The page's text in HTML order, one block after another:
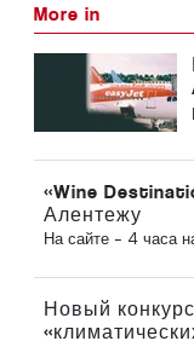
More in
«Wine
Алентежу
На сайте - 4 часа
Новый